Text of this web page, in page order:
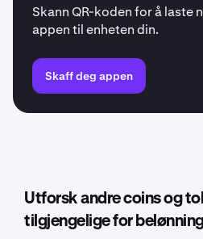
Skann QR-koden for å laste
appen til enheten din.
Skaff deg appen
Utforsk andre coins og
tilgjengelige for